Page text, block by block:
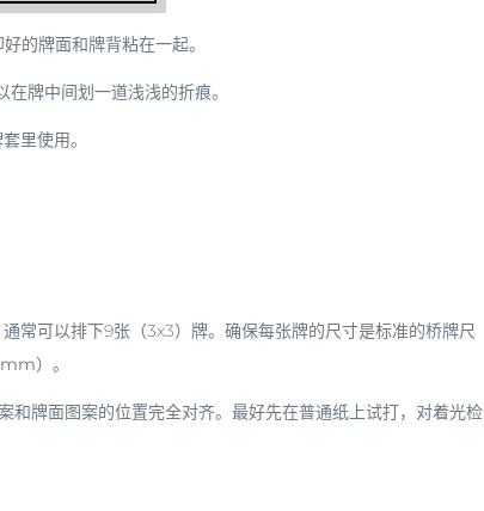
的牌面和牌背粘在一起。
牌中间划一道浅浅的折痕。
里使用。
常可以排下9张（3x3）牌。确保每张牌的尺寸是标准的桥牌尺
） 。
和牌面图案的位置完全对齐。最好先在普通纸上试打，对着光检